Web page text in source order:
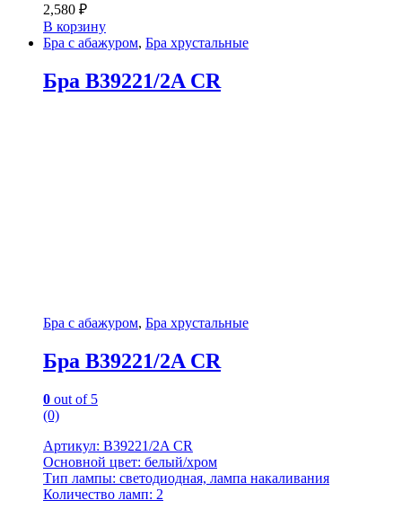
2,580 ₽
В корзину
Бра с абажуром, Бра хрустальные
Бра B39221/2A CR
Бра с абажуром, Бра хрустальные
Бра B39221/2A CR
0 out of 5
(0)
Артикул: B39221/2A CR
Основной цвет: белый/хром
Тип лампы: светодиодная, лампа накаливания
Количество ламп: 2